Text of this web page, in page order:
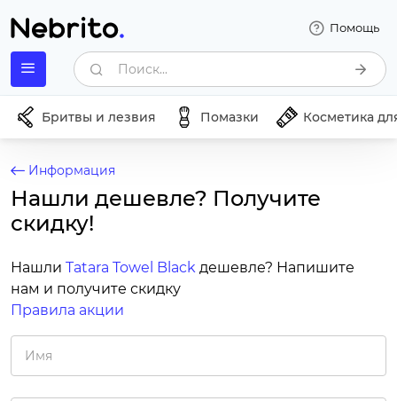
Помощь
Поиск...
Бритвы и лезвия Помазки Косметика
Информация
Нашли дешевле? Получите
скидку!
Нашли Tatara Towel Black дешевле? Напишите
нам и получите скидку
Правила акции
Имя